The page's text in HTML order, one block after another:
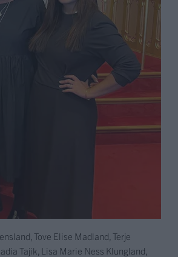
Tove Elise Madland, Terje
Tajik, Lisa Marie Ness Klungland,